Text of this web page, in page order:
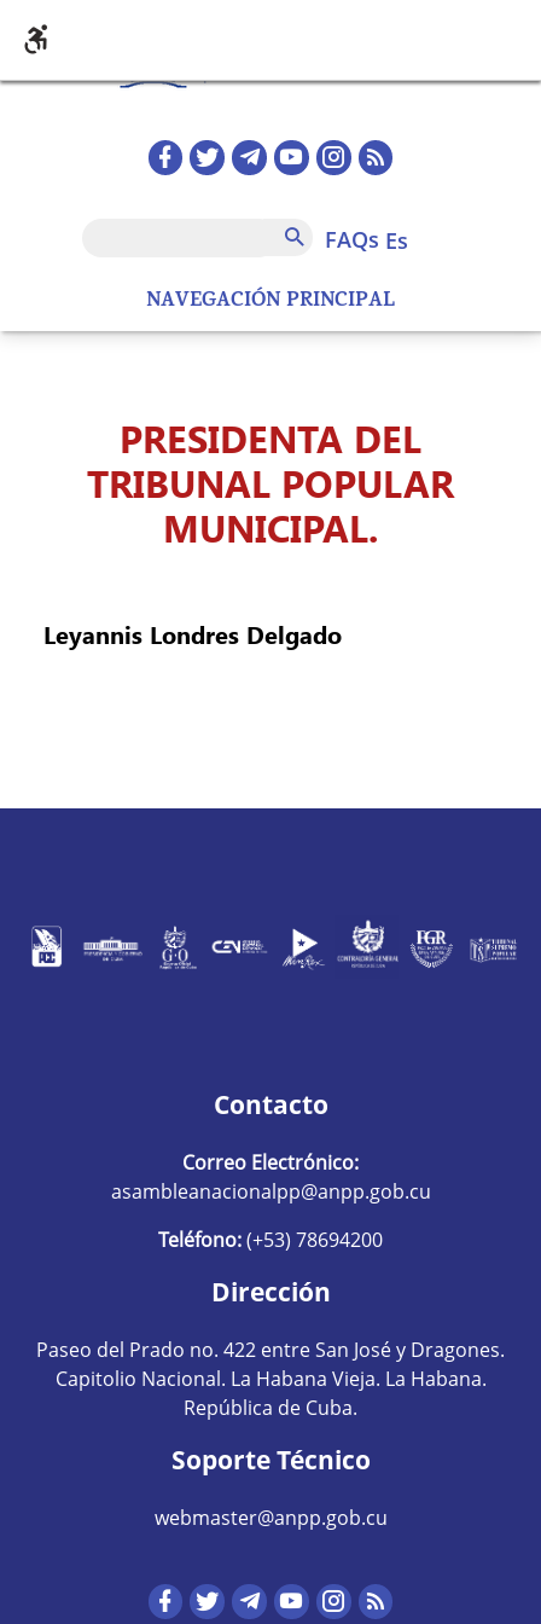
NAVEGACIÓN PRINCIPAL
Redes sociales home
FAQs
FAQs es
PRESIDENTA DEL
TRIBUNAL POPULAR
MUNICIPAL.
Leyannis Londres Delgado
Contacto
Correo Electrónico:
asambleanacionalpp@anpp.gob.cu
Teléfono:(+53) 78694200
Dirección
Paseo del Prado no. 422 entre San José y Dragones.
Capitolio Nacional. La Habana Vieja. La Habana.
República de Cuba.
Soporte Técnico
webmaster@anpp.gob.cu
Redes sociales